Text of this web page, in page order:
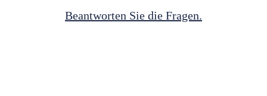
Beantworten Sie die Fragen.